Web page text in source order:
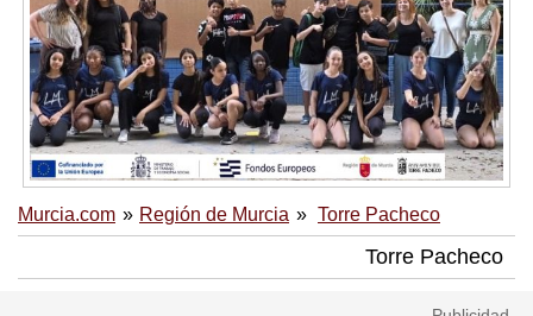
Murcia.com Región de Murcia Torre Pacheco
Torre Pacheco